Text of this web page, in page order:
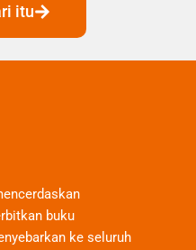
itu
buku
ke seluruh